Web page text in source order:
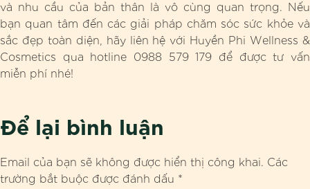
và nhu cầu của bản thân là vô cùng quan trọng. Nếu
bạn quan tâm đến các giải pháp chăm sóc sức khỏe và
sắc đẹp toàn diện, hãy liên hệ với Huyền Phi Wellness &
Cosmetics qua hotline 0988 579 179 để được tư vấn
miễn phí nhé!
Để lại bình luận
Email của bạn sẽ không được hiển thị công khai. Các
trường bắt buộc được đánh dấu *